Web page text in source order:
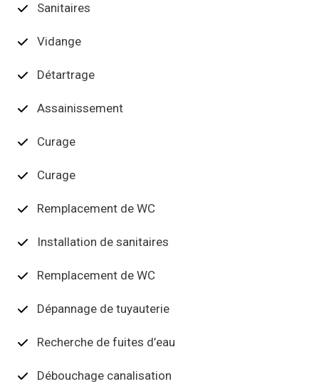
Sanitaires
Vidange
Détartrage
Assainissement
Curage
Curage
Remplacement de WC
Installation de sanitaires
Remplacement de WC
Dépannage de tuyauterie
Recherche de fuites d’eau
Débouchage canalisation